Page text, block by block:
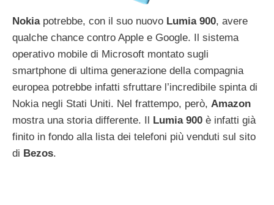
Nokiapotrebbe, con il suo nuovo Lumia 900, avere
qualche chance contro Apple e Google. Il sistema
operativo mobile di Microsoft montato sugli
smartphone di ultima generazione della compagnia
europea potrebbe infatti sfruttare l’incredibile spinta di
Nokia negli Stati Uniti. Nel frattempo, però, Amazon
mostra una storia differente. Il Lumia 900 è infatti già
finito in fondo alla lista dei telefoni più venduti sul sito
di Bezos.